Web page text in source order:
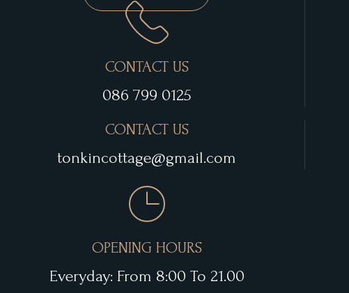
CONTACT US
086 799 0125
CONTACT US
tonkincottage@gmail.com
OPENING HOURS
Everyday: From 8:00 To 21.00